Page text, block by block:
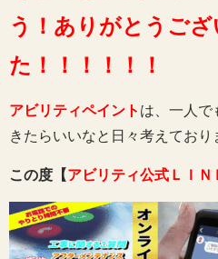
う！ありがとうござ
た！！！！！！
アビリティペイント は、一人で
きたらいいなと日々考えており
この度【アビリティ公式ＬＩＮ